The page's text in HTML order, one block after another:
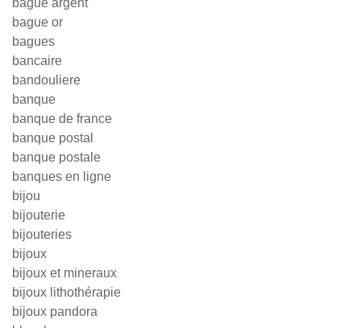
bague argent
bague or
bagues
bancaire
bandouliere
banque
banque de france
banque postal
banque postale
banques en ligne
bijou
bijouterie
bijouteries
bijoux
bijoux et mineraux
bijoux lithothérapie
bijoux pandora